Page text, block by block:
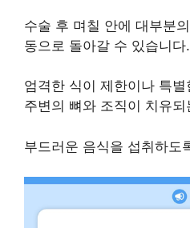
수술 후 며칠 안에 대부분
동으로 돌아갈 수 있습니다.
엄격한 식이 제한이나 특
주변의 뼈와 조직이 치유되
부드러운 음식을 섭취하도